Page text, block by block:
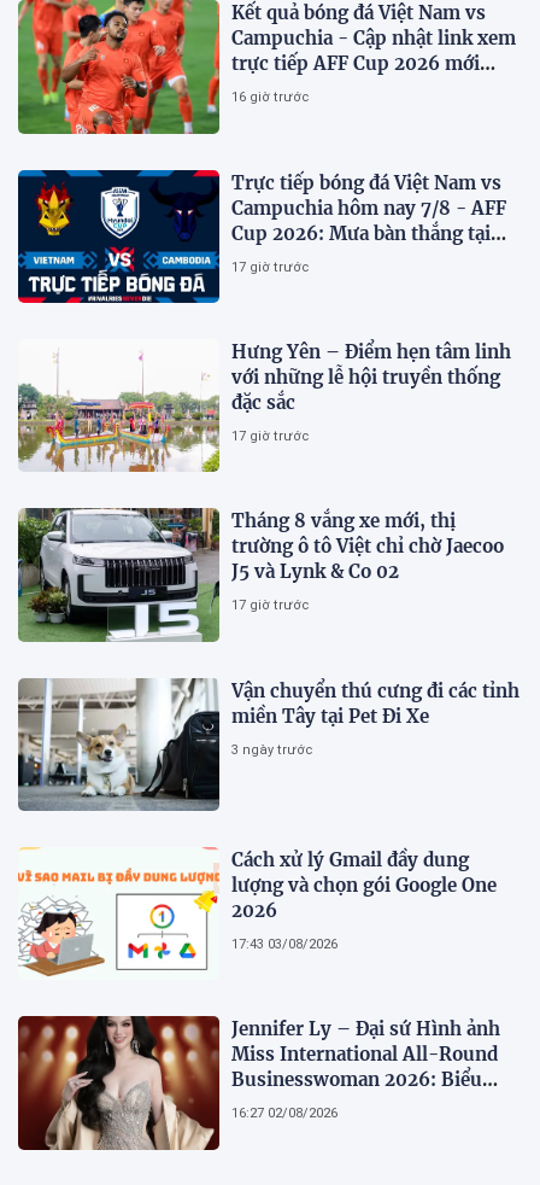
Kết quả bóng đá Việt Nam vs
Campuchia - Cập nhật link xem
trực tiếp AFF Cup 2026 mới
nhất
16 giờ trước
Trực tiếp bóng đá Việt Nam vs
Campuchia hôm nay 7/8 - AFF
Cup 2026: Mưa bàn thắng tại
Mỹ Đình?
17 giờ trước
Hưng Yên – Điểm hẹn tâm linh
với những lễ hội truyền thống
đặc sắc
17 giờ trước
Tháng 8 vắng xe mới, thị
trường ô tô Việt chỉ chờ Jaecoo
J5 và Lynk & Co 02
17 giờ trước
Vận chuyển thú cưng đi các tỉnh
miền Tây tại Pet Đi Xe
3 ngày trước
Cách xử lý Gmail đầy dung
lượng và chọn gói Google One
2026
17:43 03/08/2026
Jennifer Ly – Đại sứ Hình ảnh
Miss International All-Round
Businesswoman 2026: Biểu
tượng của nhan sắc, trí tuệ và
16:27 02/08/2026